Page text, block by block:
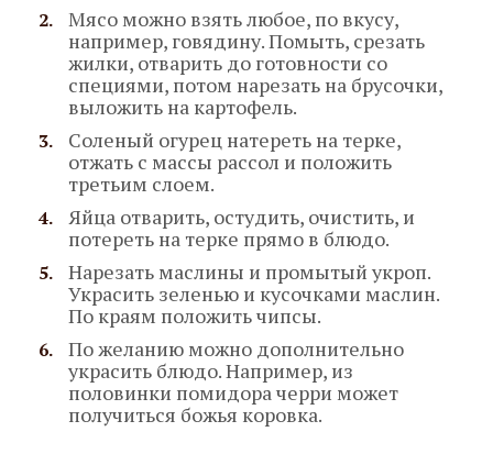
Мясо можно взять любое, по вкусу,
например, говядину. Помыть, срезать
жилки, отварить до готовности со
специями, потом нарезать на брусочки,
выложить на картофель.
Соленый огурец натереть на терке,
отжать с массы рассол и положить
третьим слоем.
Яйца отварить, остудить, очистить, и
потереть на терке прямо в блюдо.
Нарезать маслины и промытый укроп.
Украсить зеленью и кусочками маслин.
По краям положить чипсы.
По желанию можно дополнительно
украсить блюдо. Например, из
половинки помидора черри может
получиться божья коровка.